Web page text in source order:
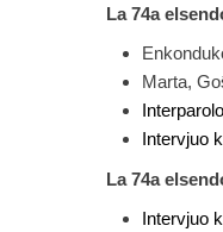
La 74a
Marta,
Interparolo
Intervjuo
La 74a
Intervjuo